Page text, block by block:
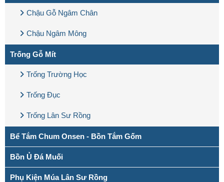
Chậu Gỗ Ngâm Chân
Chậu Ngâm Mông
Trống Gỗ Mít
Trống Trường Học
Trống Đục
Trống Lân Sư Rồng
Bể Tắm Chum Onsen - Bồn Tắm Gốm
Bồn Ủ Đá Muối
Phụ Kiện Múa Lân Sư Rồng